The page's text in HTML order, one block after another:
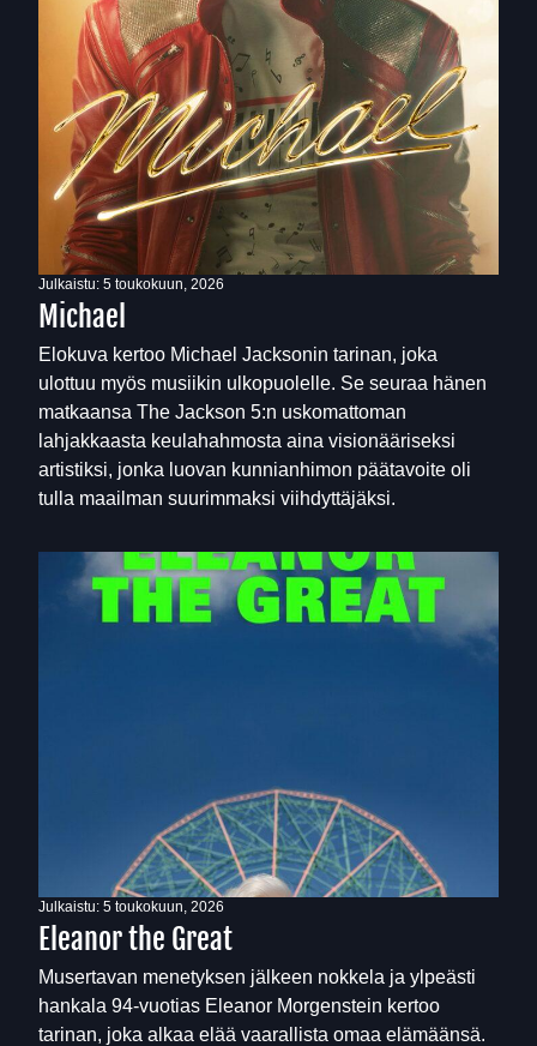
Julkaistu: 5 toukokuun, 2026
Michael
Elokuva kertoo Michael Jacksonin tarinan, joka
ulottuu myös musiikin ulkopuolelle. Se seuraa hänen
matkaansa The Jackson 5:n uskomattoman
lahjakkaasta keulahahmosta aina visionääriseksi
artistiksi, jonka luovan kunnianhimon päätavoite oli
tulla maailman suurimmaksi viihdyttäjäksi.
Julkaistu: 5 toukokuun, 2026
Eleanor the Great
Musertavan menetyksen jälkeen nokkela ja ylpeästi
hankala 94-vuotias Eleanor Morgenstein kertoo
tarinan, joka alkaa elää vaarallista omaa elämäänsä.